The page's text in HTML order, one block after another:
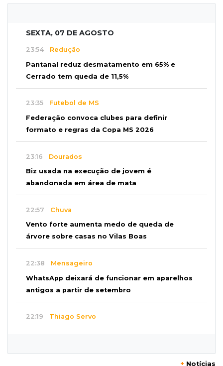
SEXTA, 07 DE AGOSTO
23:54 Redução
Pantanal reduz desmatamento em 65% e
Cerrado tem queda de 11,5%
23:35 Futebol de MS
Federação convoca clubes para definir
formato e regras da Copa MS 2026
23:16 Dourados
Biz usada na execução de jovem é
abandonada em área de mata
22:57 Chuva
Vento forte aumenta medo de queda de
árvore sobre casas no Vilas Boas
22:38 Mensageiro
WhatsApp deixará de funcionar em aparelhos
antigos a partir de setembro
22:19 Thiago Servo
+ Notícias